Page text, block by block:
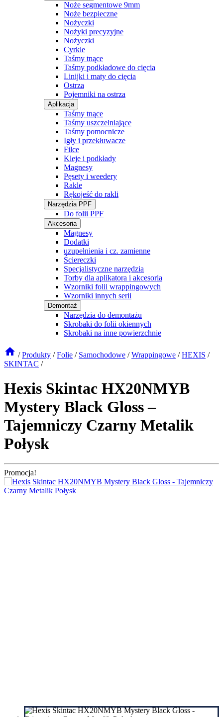
Noże segmentowe 9mm
Noże bezpieczne
Nożyczki
Nożyki precyzyjne
Nożyczki
Cyrkle
Taśmy tnące
Taśmy podkładowe do cięcia
Linijki i maty do cięcia
Ostrza
Pojemniki na ostrza
Aplikacja
Taśmy tnące
Taśmy uszczelniające
Taśmy pomocnicze
Igły i przekłuwacze
Filce
Kleje i podkłady
Magnesy
Pęsety i weedery
Rakle
Rękojeść do rakli
Narzędzia PPF
Do folii PPF
Akcesoria
Magnesy
Dodatki
uzupełnienia i cz. zamienne
Ściereczki
Specjalistyczne narzędzia
Torby dla aplikatora i akcesoria
Wzorniki folii wrappingowych
Wzorniki innych serii
Demontaż
Narzędzia do demontażu
Skrobaki do folii okiennych
Skrobaki na inne powierzchnie
/ Produkty / Folie / Samochodowe / Wrappingowe / HEXIS /
SKINTAC /
Hexis Skintac HX20NMYB
Mystery Black Gloss –
Tajemniczy Czarny Metalik
Połysk
Promocja!